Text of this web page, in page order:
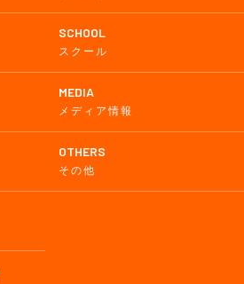
SCHOOL
スクール
MEDIA
メディア情報
OTHERS
その他